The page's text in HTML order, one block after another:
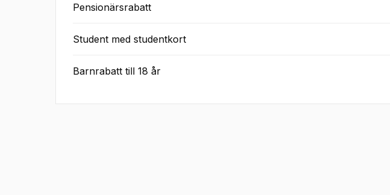
Pensionärsrabatt
Student med studentkort
Barnrabatt till 18 år